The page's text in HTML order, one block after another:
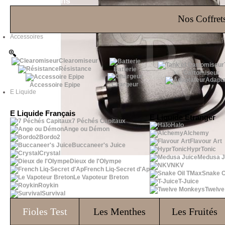
Nos
Accessoires
Clearomiseur
Résistance
Accessoire Epipe
Batterie
Chargeur
Cartomiseur
E Liquide
E Liquide Français
7 Péchés Capitaux
Ange ou Démon
Bordo2
Buccaneer's Juice
Crystal
Dieux de l'Olympe
French Liq-Secret d'Ap
Le Vapoteur Breton
Roykin
Survival
E Liquide Etranger
Halo
Alchemy
Flavour Art
HyprTonic
Medusa
NKV
Snake
T-Juice
Fioles Test Les Menthes Les Fruités